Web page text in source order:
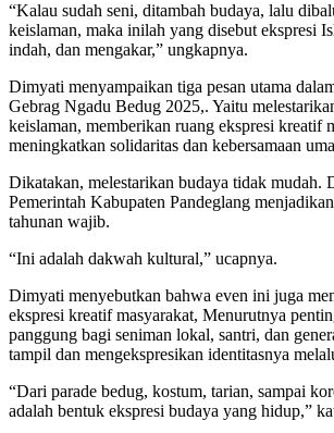
“Kalau sudah seni, ditambah budaya, lalu
keislaman, maka inilah yang disebut ekspresi
indah, dan mengakar,” ungkapnya.
Dimyati menyampaikan tiga pesan utama
Gebrag Ngadu Bedug 2025,. Yaitu
keislaman, memberikan ruang ekspresi kreatif
meningkatkan solidaritas dan kebersamaan
Dikatakan, melestarikan budaya tidak mudah.
Pemerintah Kabupaten Pandeglang
tahunan wajib.
“Ini adalah dakwah kultural,” ucapnya.
Dimyati menyebutkan bahwa even ini juga
ekspresi kreatif masyarakat, Menurutnya
panggung bagi seniman lokal, santri, dan
tampil dan mengekspresikan identitasnya
“Dari parade bedug, kostum, tarian, sampai
adalah bentuk ekspresi budaya yang hidup,”